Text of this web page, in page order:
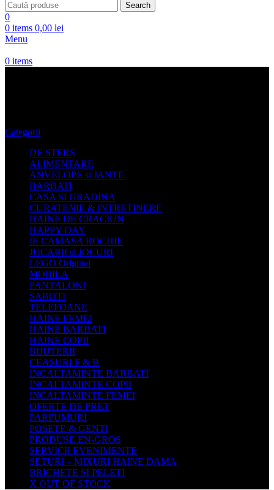
Search
0
0 items 0,00 lei
Menu
0 items
Categorii
DE STERS
ALIMENTARE
ANVELOPE si JANTE
BARBATI
CASA SI GRADINA
CURATENIE & INTRETINERE
HAINE DE CRACIUN
HAPPY DAY
IE CAMASA ROCHIE
JUCARII si JOCURI
LEGO Original
MOBILA
PANTALONI
SABOTI
TELEFOANE
HAINE FEMEI
HAINE BARBATI
HAINE COPII
BIJUTERII
CEASURI F & B
INCALTAMINTE BARBATI
INCALTAMINTE COPII
INCALTAMINTE FEMEI
OFERTE DE PRET
PARFUMURI
POSETE & GENTI
PRODUSE EN-GROS
SERVICII EVENIMENTE
SETURI – MIXURI HAINE DAMA
BRICHETE SI PELETI
X OUT OF STOCK